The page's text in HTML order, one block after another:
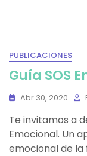
PUBLICACIONES
Guía SOS
Abr 30, 2020
Te invitamos a
Emocional. Un
emocional de la